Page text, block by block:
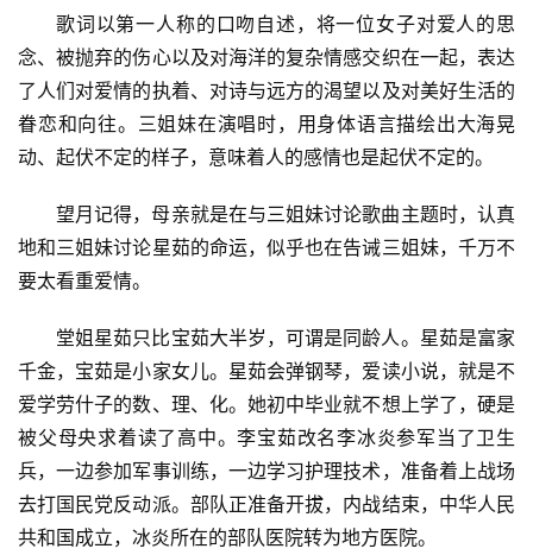
歌词以第一人称的口吻自述，将一位女子对爱人的思
念、被抛弃的伤心以及对海洋的复杂情感交织在一起，表达
了人们对爱情的执着、对诗与远方的渴望以及对美好生活的
眷恋和向往。三姐妹在演唱时，用身体语言描绘出大海晃
动、起伏不定的样子，意味着人的感情也是起伏不定的。
望月记得，母亲就是在与三姐妹讨论歌曲主题时，认真
地和三姐妹讨论星茹的命运，似乎也在告诫三姐妹，千万不
要太看重爱情。
堂姐星茹只比宝茹大半岁，可谓是同龄人。星茹是富家
千金，宝茹是小家女儿。星茹会弹钢琴，爱读小说，就是不
爱学劳什子的数、理、化。她初中毕业就不想上学了，硬是
被父母央求着读了高中。李宝茹改名李冰炎参军当了卫生
兵，一边参加军事训练，一边学习护理技术，准备着上战场
去打国民党反动派。部队正准备开拔，内战结束，中华人民
共和国成立，冰炎所在的部队医院转为地方医院。